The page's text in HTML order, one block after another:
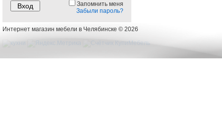
Запомнить меня
Забыли пароль?
Интернет магазин мебели в Челябинске © 2026